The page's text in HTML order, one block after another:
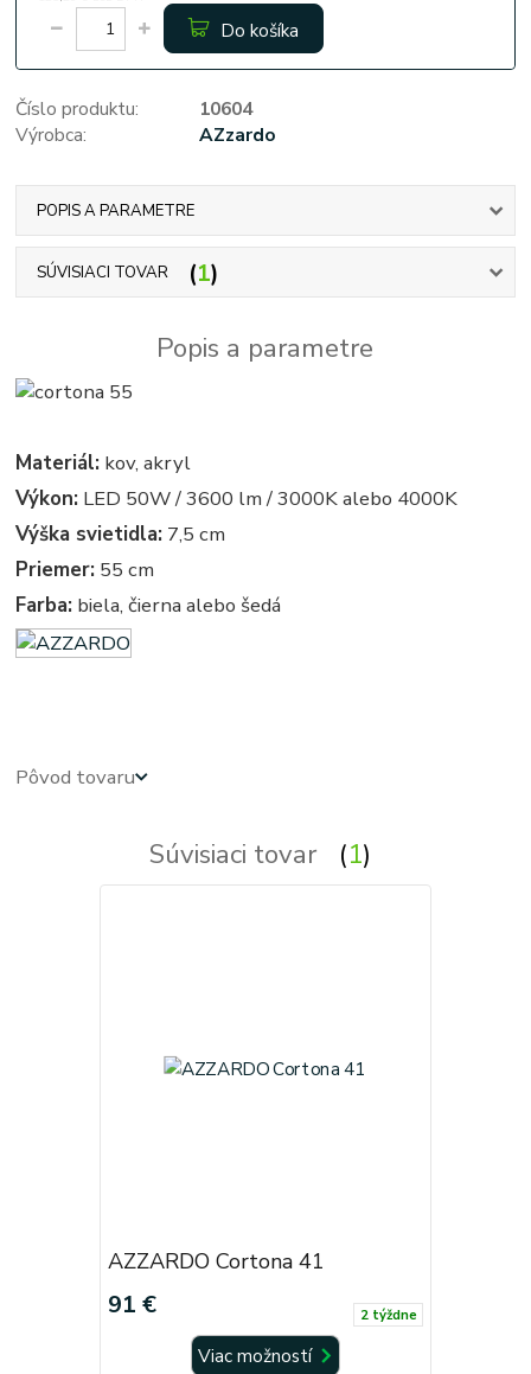
Do košíka
Číslo produktu:
10604
Výrobca:
AZzardo
POPIS A PARAMETRE
SÚVISIACI TOVAR 1
Popis a parametre
Materiál: kov, akryl
Výkon: LED 50W / 3600 lm / 3000K alebo 4000K
Výška svietidla: 7,5 cm
Priemer: 55 cm
Farba: biela, čierna alebo šedá
Pôvod tovaru
Súvisiaci tovar 1
AZZARDO Cortona 41
91 € 2 týždne
Viac možností